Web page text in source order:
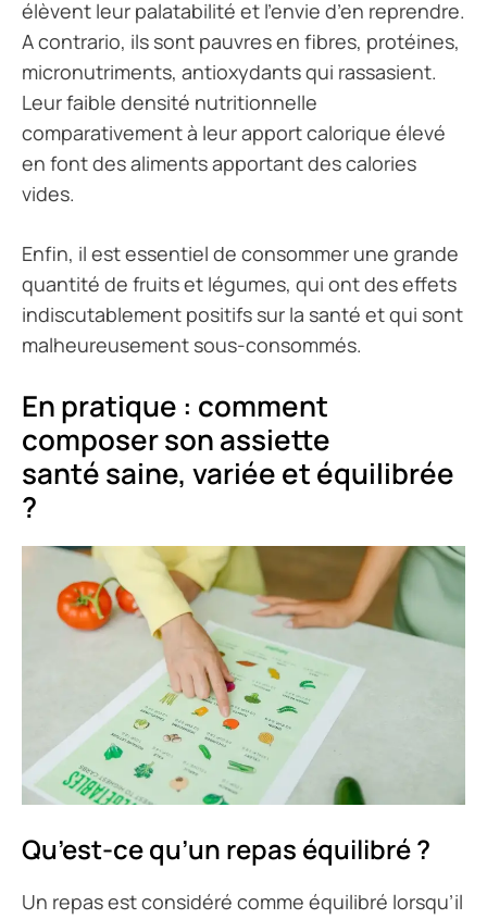
élèvent leur palatabilité et l’envie d’en reprendre.
A contrario, ils sont pauvres en fibres, protéines,
micronutriments, antioxydants qui rassasient.
Leur faible densité nutritionnelle
comparativement à leur apport calorique élevé
en font des aliments apportant des calories
vides.
Enfin, il est essentiel de consommer une grande
quantité de fruits et légumes, qui ont des effets
indiscutablement positifs sur la santé et qui sont
malheureusement sous-consommés.
En pratique : comment
composer son assiette
santé saine, variée et équilibrée
?
Qu’est-ce qu’un repas équilibré ?
Un repas est considéré comme équilibré lorsqu’il